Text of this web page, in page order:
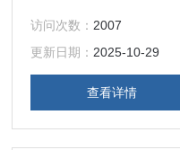
一个良好的条件。
访问次数： 2007
更新日期： 2025-10-29
查看详情